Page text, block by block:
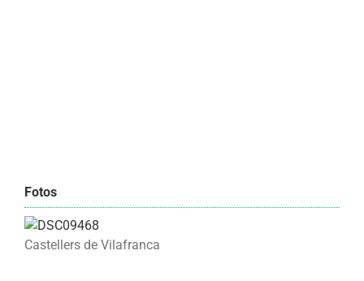
Fotos
Castellers de Vilafranca